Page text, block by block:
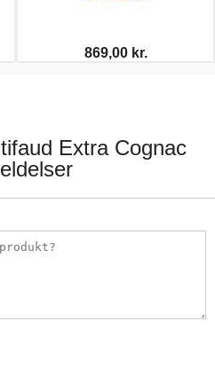
869,00 kr.
Extra Cognac